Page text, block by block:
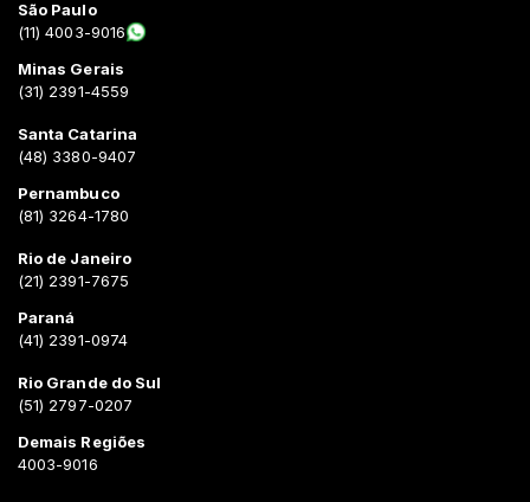
São Paulo
(11) 4003-9016
Minas Gerais
(31) 2391-4559
Santa Catarina
(48) 3380-9407
Pernambuco
(81) 3264-1780
Rio de Janeiro
(21) 2391-7675
Paraná
(41) 2391-0974
Rio Grande do Sul
(51) 2797-0207
Demais Regiões
4003-9016